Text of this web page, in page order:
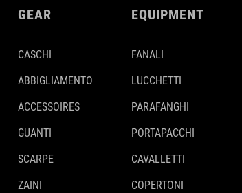
GEAR
CASCHI
ABBIGLIAMENTO
ACCESSOIRES
GUANTI
SCARPE
ZAINI
EQUIPMENT
FANALI
LUCCHETTI
PARAFANGHI
PORTAPACCHI
CAVALLETTI
COPERTONI